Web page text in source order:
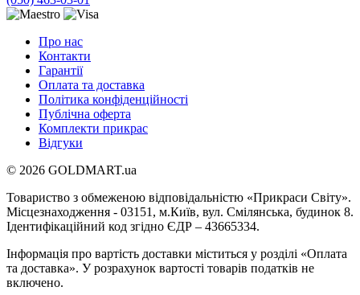
Про нас
Контакти
Гарантії
Оплата та доставка
Політика конфіденційності
Публічна оферта
Комплекти прикрас
Відгуки
© 2026 GOLDMART.ua
Товариство з обмеженою відповідальністю «Прикраси Світу».
Місцезнаходження - 03151, м.Київ, вул. Смілянська, будинок 8.
Ідентифікаційний код згідно ЄДР – 43665334.
Інформація про вартість доставки міститься у розділі «Оплата
та доставка». У розрахунок вартості товарів податків не
включено.